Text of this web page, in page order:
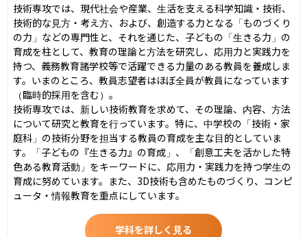
技術専攻では、現代社会や産業、生活を支える科学知識・技術、
技術的な見方・考え方、および、創造する力となる「ものづくり
の力」などの専門性と、それを通じた、子どもの「生きる力」の
育成を柱として、教育の理論と方法を研究し、応用力と実践力を
持つ、義務教育諸学校等で活躍できる力量のある教員を養成しま
す。いまのところ、教員志望者はほぼ全員が教員になっています
（臨時的採用を含む）。
技術専攻では、新しい技術教育を求めて、その理論、内容、方法
について研究と教育を行っています。特に、中学校の「技術・家
庭科」の技術分野を担当する教員の育成を主な目的としていま
す。「子どもの『生きる力』の育成」、「創意工夫を活かした特
色ある教育活動」をキーワードに、応用力・実践力を持つ学生の
育成に努めています。また、3D技術も含めたものづくり、コンピ
ュータ・情報教育を重点にしています。
学科を詳しく見る